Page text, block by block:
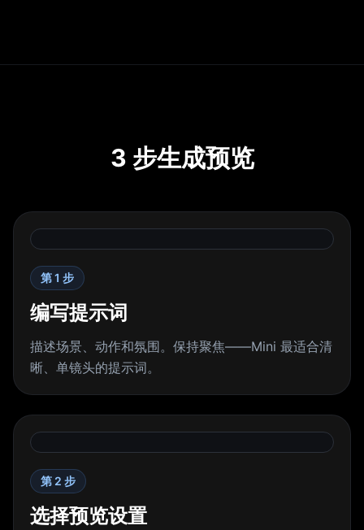
3 步生成预览
第 1 步
编写提示词
描述场景、动作和氛围。保持聚焦——Mini 最适合清
晰、单镜头的提示词。
第 2 步
选择预览设置